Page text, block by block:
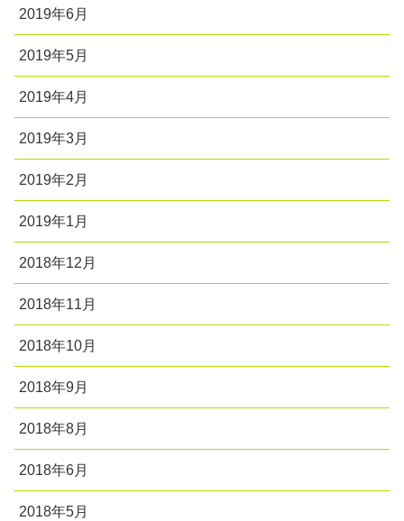
2019年6月
2019年5月
2019年4月
2019年3月
2019年2月
2019年1月
2018年12月
2018年11月
2018年10月
2018年9月
2018年8月
2018年6月
2018年5月